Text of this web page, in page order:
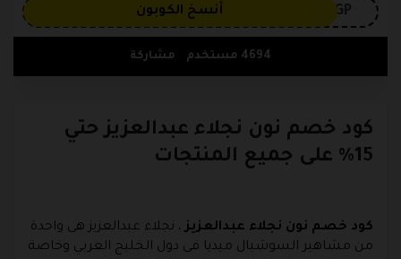
3GP أنسخ الكوبون
4694 مستخدم مشاركة
كود خصم نون نجلاء عبدالعزيز حتي
15% على جميع المنتجات
كود خصم نون نجلاء عبدالعزيز، نجلاء عبدالعزيز هى واحدة
من مشاهير السوشيال ميديا فى دول الخليج العربي وخاصة